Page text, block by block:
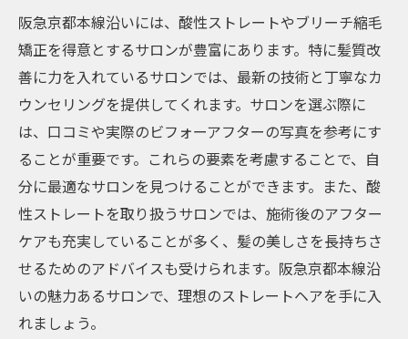
阪急京都本線沿いには、酸性ストレートやブリーチ縮毛
矯正を得意とするサロンが豊富にあります。特に髪質改
善に力を入れているサロンでは、最新の技術と丁寧なカ
ウンセリングを提供してくれます。サロンを選ぶ際に
は、口コミや実際のビフォーアフターの写真を参考にす
ることが重要です。これらの要素を考慮することで、自
分に最適なサロンを見つけることができます。また、酸
性ストレートを取り扱うサロンでは、施術後のアフター
ケアも充実していることが多く、髪の美しさを長持ちさ
せるためのアドバイスも受けられます。阪急京都本線沿
いの魅力あるサロンで、理想のストレートヘアを手に入
れましょう。